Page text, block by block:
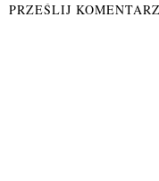
PRZEŚLIJ KOMENTARZ